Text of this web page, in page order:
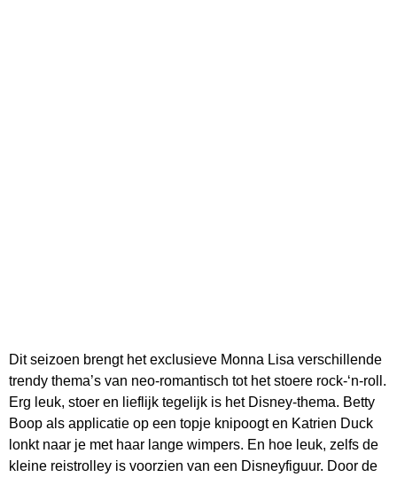
Dit seizoen brengt het exclusieve Monna Lisa verschillende
trendy thema’s van neo-romantisch tot het stoere rock-‘n-roll.
Erg leuk, stoer en lieflijk tegelijk is het Disney-thema. Betty
Boop als applicatie op een topje knipoogt en Katrien Duck
lonkt naar je met haar lange wimpers. En hoe leuk, zelfs de
kleine reistrolley is voorzien van een Disneyfiguur. Door de